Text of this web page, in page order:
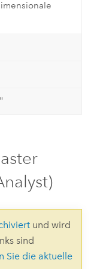
und wird
sind
Sie die aktuelle